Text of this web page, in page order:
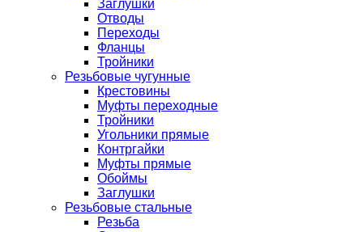
Заглушки
Отводы
Переходы
Фланцы
Тройники
Резьбовые чугунные
Крестовины
Муфты переходные
Тройники
Угольники прямые
Контргайки
Муфты прямые
Обоймы
Заглушки
Резьбовые стальные
Резьба